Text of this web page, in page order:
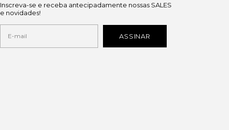
Inscreva-se e receba antecipadamente nossas SALES
e novidades!